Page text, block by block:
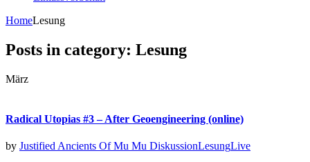
HomeLesung
Posts in category: Lesung
März
Radical Utopias #3 – After Geoengineering (online)
by Justified Ancients Of Mu Mu DiskussionLesungLive